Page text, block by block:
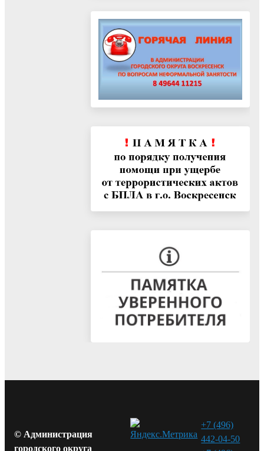
© Администрация
городского округа
+7 (496)
442-04-50